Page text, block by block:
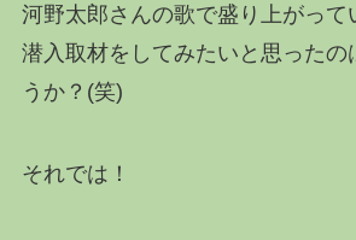
河野太郎さんの歌で盛り上がって
潜入取材をしてみたいと思ったの
うか？(笑)
それでは！